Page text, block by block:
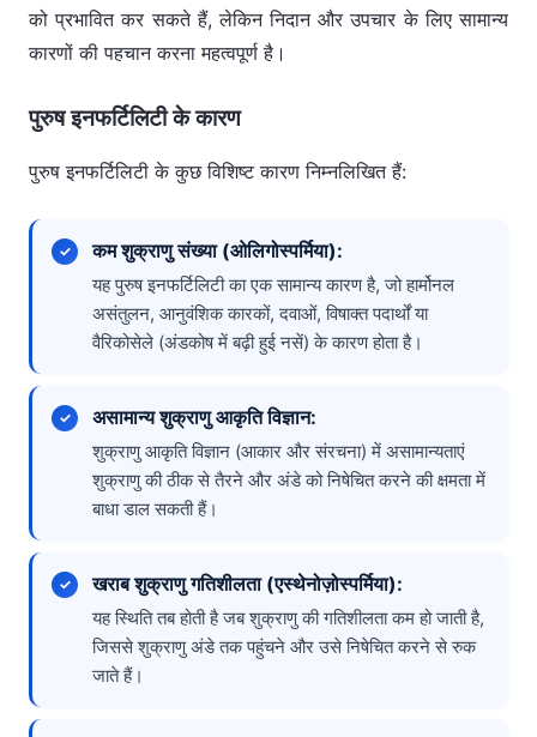
को प्रभावित कर सकते हैं, लेकिन निदान और उपचार के लिए सामान्य
कारणों की पहचान करना महत्वपूर्ण है।
पुरुष इनफर्टिलिटी के कारण
पुरुष इनफर्टिलिटी के कुछ विशिष्ट कारण निम्नलिखित हैं:
कम शुक्राणु संख्या (ओलिगोस्पर्मिया):
यह पुरुष इनफर्टिलिटी का एक सामान्य कारण है, जो हार्मोनल
असंतुलन, आनुवंशिक कारकों, दवाओं, विषाक्त पदार्थों या
वैरिकोसेले (अंडकोष में बढ़ी हुई नसें) के कारण होता है।
असामान्य शुक्राणु आकृति विज्ञान:
शुक्राणु आकृति विज्ञान (आकार और संरचना) में असामान्यताएं
शुक्राणु की ठीक से तैरने और अंडे को निषेचित करने की क्षमता में
बाधा डाल सकती हैं।
खराब शुक्राणु गतिशीलता (एस्थेनोज़ोस्पर्मिया):
यह स्थिति तब होती है जब शुक्राणु की गतिशीलता कम हो जाती है,
जिससे शुक्राणु अंडे तक पहुंचने और उसे निषेचित करने से रुक
जाते हैं।